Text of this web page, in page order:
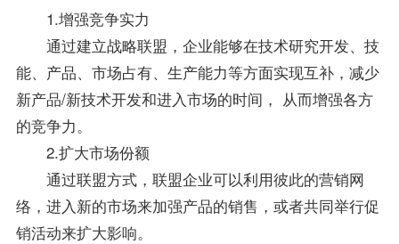
1.增强竞争实力
通过建立战略联盟，企业能够在技术研究开发、技
能、产品、市场占有、生产能力等方面实现互补，减少
新产品/新技术开发和进入市场的时间， 从而增强各方
的竞争力。
2.扩大市场份额
通过联盟方式，联盟企业可以利用彼此的营销网
络，进入新的市场来加强产品的销售，或者共同举行促
销活动来扩大影响。